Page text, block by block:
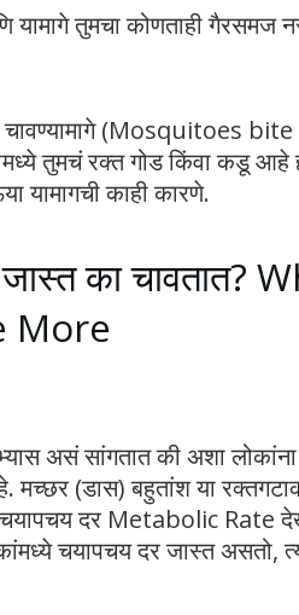
यामागे तुमचा कोणताही गैरसमज
चावण्यामागे (Mosquitoes bite
तुमचं रक्त गोड किंवा कडू आहे
यामागची काही कारणे.
का चावतात?
More
असं सांगतात की अशा
मच्छर (डास) बहुतांश या
चयापचय दर Metabolic Rate
चयापचय दर जास्त असतो,